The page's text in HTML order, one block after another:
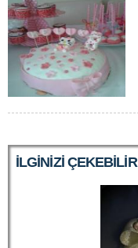
ILGINIZI ÇEKEBILIR